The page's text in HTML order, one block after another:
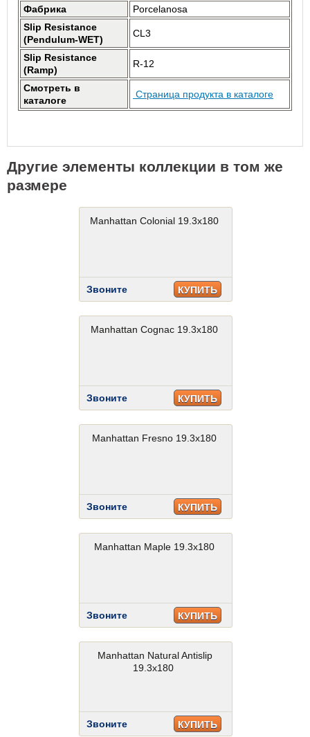
Фабрика
Porcelanosa
Slip Resistance
(Pendulum-WET)
CL3
Slip Resistance
(Ramp)
R-12
Смотреть в
каталоге
Страница продукта в каталоге
Другие элементы коллекции в том же
размере
Manhattan Colonial 19.3x180
Звоните КУПИТЬ
Manhattan Cognac 19.3x180
Звоните КУПИТЬ
Manhattan Fresno 19.3x180
Звоните КУПИТЬ
Manhattan Maple 19.3x180
Звоните КУПИТЬ
Manhattan Natural Antislip
19.3x180
Звоните КУПИТЬ